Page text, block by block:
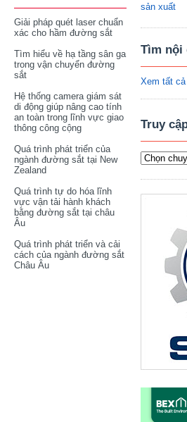
Giải pháp quét laser chuẩn
xác cho hầm đường sắt
Tìm hiểu về hạ tầng sân ga
trong vận chuyển đường
sắt
Hệ thống camera giám sát
di động giúp nâng cao tính
an toàn trong lĩnh vực giao
thông công cộng
Quá trình phát triển của
ngành đường sắt tại New
Zealand
Quá trình tự do hóa lĩnh
vực vận tải hành khách
bằng đường sắt tại châu
Âu
Quá trình phát triển và cải
cách của ngành đường sắt
Châu Âu
sản xuất
Tìm nội
Xem tất
Truy